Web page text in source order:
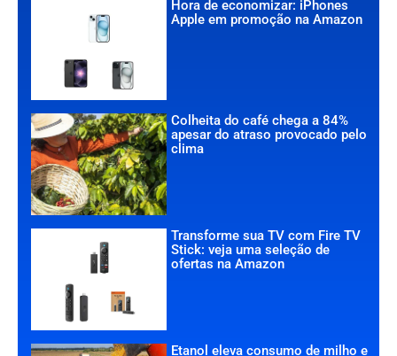
Hora de economizar: iPhones
Apple em promoção na Amazon
Colheita do café chega a 84%
apesar do atraso provocado pelo
clima
Transforme sua TV com Fire TV
Stick: veja uma seleção de
ofertas na Amazon
Etanol eleva consumo de milho e